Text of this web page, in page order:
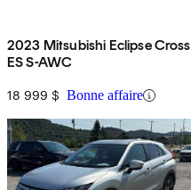
2023 Mitsubishi Eclipse Cross
ES S-AWC
18 999 $ Bonne affaire